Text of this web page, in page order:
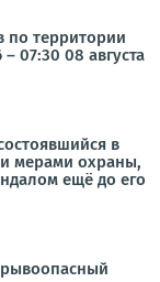
по территории
07:30 08 августа
в
мерами охраны,
ещё до его